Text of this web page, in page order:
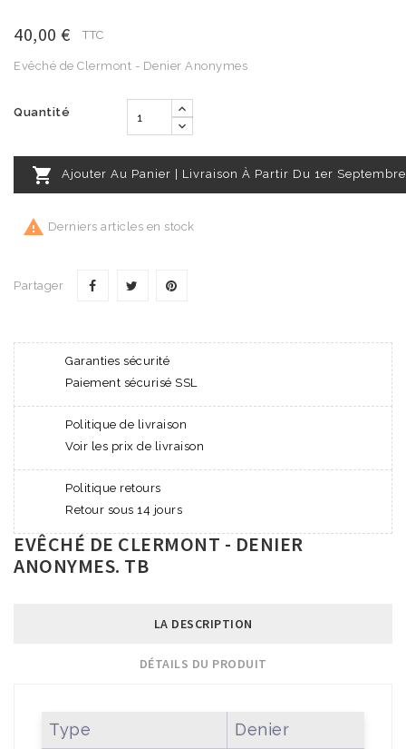
40,00 € TTC
Evêché de Clermont - Denier Anonymes
Quantité
 Ajouter Au Panier | Livraison À Partir Du 1er Septembre
 Derniers articles en stock
Partager
Garanties sécurité
Paiement sécurisé SSL
Politique de livraison
Voir les prix de livraison
Politique retours
Retour sous 14 jours
EVÊCHÉ DE CLERMONT - DENIER
ANONYMES. TB
LA DESCRIPTION
DÉTAILS DU PRODUIT
Type
Denier